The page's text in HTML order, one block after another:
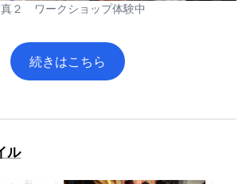
２ ワークショップ体験中
続きはこちら
ル